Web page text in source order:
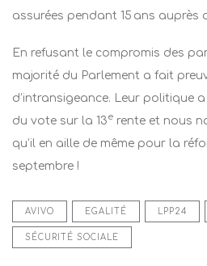
assurées pendant 15 ans auprès
En refusant le compromis des
majorité du Parlement a fait
d’intransigeance. Leur politique
du vote sur la 13e rente et nous
qu’il en aille de même pour la
septembre !
AVIVO EGALITÉ LPP24
SÉCURITÉ SOCIALE